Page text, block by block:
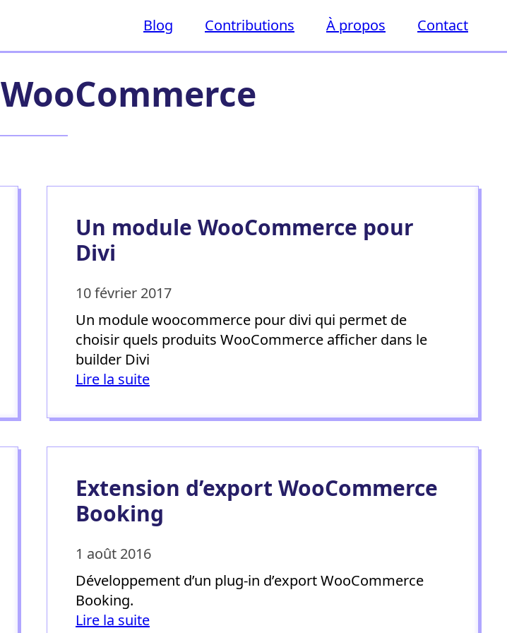
Blog Contributions À propos Contact
WooCommerce
Un module WooCommerce pour
Divi
10 février 2017
Un module woocommerce pour divi qui permet de
choisir quels produits WooCommerce afficher dans le
builder Divi
Lire la suite
Extension d’export WooCommerce
Booking
1 août 2016
Développement d’un plug-in d’export WooCommerce
Booking.
Lire la suite